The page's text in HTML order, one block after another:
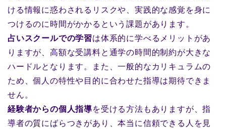
ける情報に惑わされるリスクや、実践的な感覚を身に
つけるのに時間がかかるという課題があります。
占いスクールでの学習は体系的に学べるメリットがあ
りますが、高額な受講料と通学の時間的制約が大きな
ハードルとなります。また、一般的なカリキュラムの
ため、個人の特性や目的に合わせた指導は期待できま
せん。
経験者からの個人指導を受ける方法もありますが、指
導者の質にばらつきがあり、本当に信頼できる人を見